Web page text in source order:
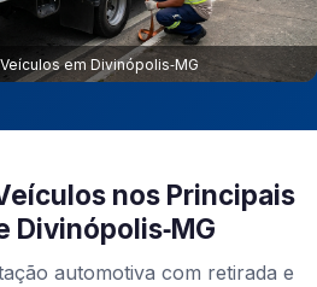
em Divinópolis‑MG
nos Principais
Divinópolis‑MG
automotiva com retirada e